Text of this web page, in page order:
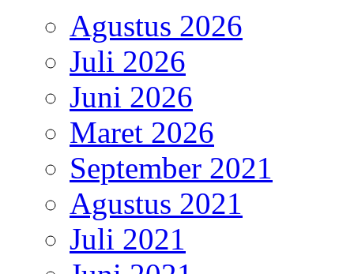
Agustus 2026
Juli 2026
Juni 2026
Maret 2026
September 2021
Agustus 2021
Juli 2021